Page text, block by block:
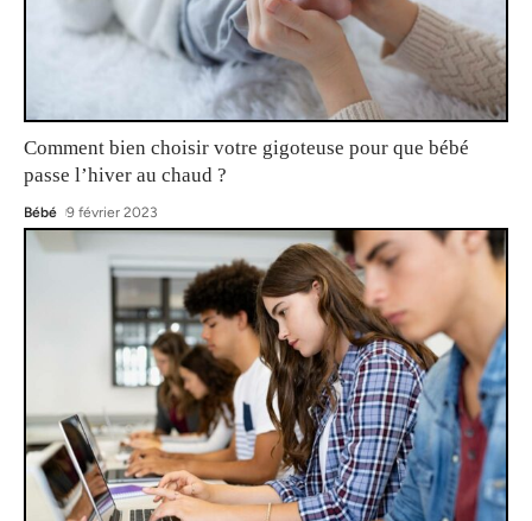
Comment bien choisir votre gigoteuse pour que bébé
passe l’hiver au chaud ?
Bébé 9 février 2023